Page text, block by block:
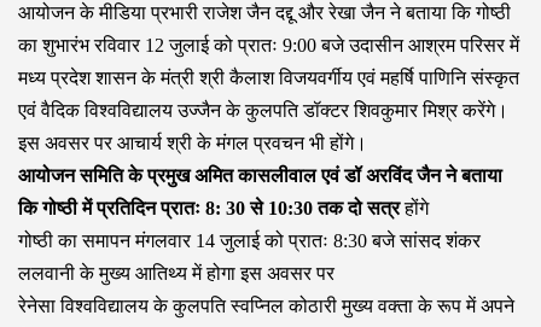
आयोजन के मीडिया प्रभारी राजेश जैन दद्दू और रेखा जैन ने बताया कि गोष्ठी
का शुभारंभ रविवार 12 जुलाई को प्रातः 9:00 बजे उदासीन आश्रम परिसर में
मध्य प्रदेश शासन के मंत्री श्री कैलाश विजयवर्गीय एवं महर्षि पाणिनि संस्कृत
एवं वैदिक विश्वविद्यालय उज्जैन के कुलपति डॉक्टर शिवकुमार मिश्र करेंगे।
इस अवसर पर आचार्य श्री के मंगल प्रवचन भी होंगे।
आयोजन समिति के प्रमुख अमित कासलीवाल एवं डॉ अरविंद जैन ने बताया
कि गोष्ठी में प्रतिदिन प्रातः 8: 30 से 10:30 तक दो सत्रहोंगे
गोष्ठी का समापन मंगलवार 14 जुलाई को प्रातः 8:30 बजे सांसद शंकर
ललवानी के मुख्य आतिथ्य में होगा इस अवसर पर
रेनेसा विश्वविद्यालय के कुलपति स्वप्निल कोठारी मुख्य वक्ता के रूप में अपने